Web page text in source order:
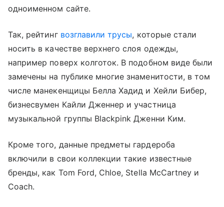
одноименном сайте.
Так, рейтинг возглавили трусы, которые стали
носить в качестве верхнего слоя одежды,
например поверх колготок. В подобном виде были
замечены на публике многие знаменитости, в том
числе манекенщицы Белла Хадид и Хейли Бибер,
бизнесвумен Кайли Дженнер и участница
музыкальной группы Blackpink Дженни Ким.
Кроме того, данные предметы гардероба
включили в свои коллекции такие известные
бренды, как Tom Ford, Chloe, Stella McCartney и
Coach.